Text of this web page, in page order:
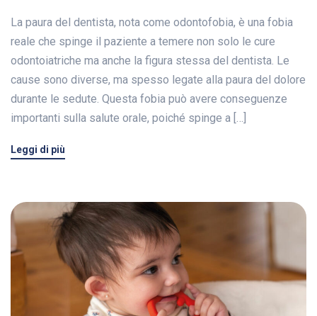
La paura del dentista, nota come odontofobia, è una fobia
reale che spinge il paziente a temere non solo le cure
odontoiatriche ma anche la figura stessa del dentista. Le
cause sono diverse, ma spesso legate alla paura del dolore
durante le sedute. Questa fobia può avere conseguenze
importanti sulla salute orale, poiché spinge a […]
Leggi di più